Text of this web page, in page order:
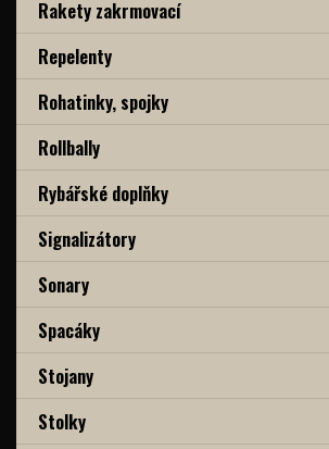
Rakety zakrmovací
Repelenty
Rohatinky, spojky
Rollbally
Rybářské doplňky
Signalizátory
Sonary
Spacáky
Stojany
Stolky